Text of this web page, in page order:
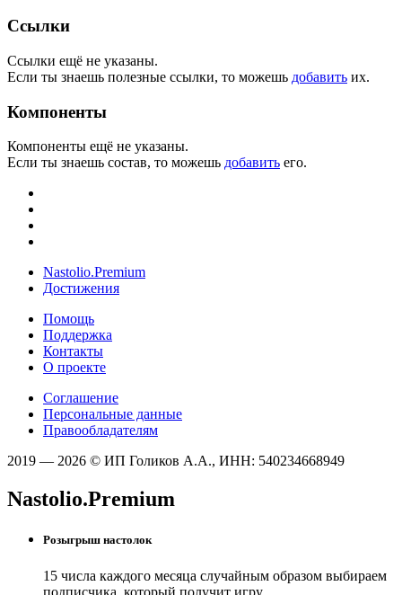
Ссылки
Ссылки ещё не указаны.
Если ты знаешь полезные ссылки, то можешь добавить их.
Компоненты
Компоненты ещё не указаны.
Если ты знаешь состав, то можешь добавить его.
Nastolio.Premium
Достижения
Помощь
Поддержка
Контакты
О проекте
Соглашение
Персональные данные
Правообладателям
2019 — 2026 © ИП Голиков А.А., ИНН: 540234668949
Nastolio.Premium
Розыгрыш настолок
15 числа каждого месяца случайным образом выбираем
подписчика, который получит игру.